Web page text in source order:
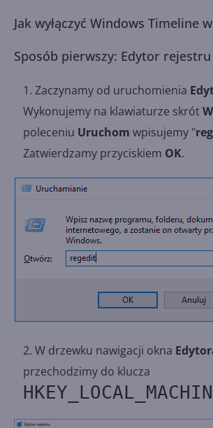
Jak wyłączyć Windows Timeline
Sposób pierwszy: Edytor rejestru
Zaczynamy od uruchomienia
Wykonujemy na klawiaturze skrót
poleceniu Uruchom wpisujemy "
Zatwierdzamy przyciskiem OK.
W drzewku nawigacji okna
przechodzimy do klucza